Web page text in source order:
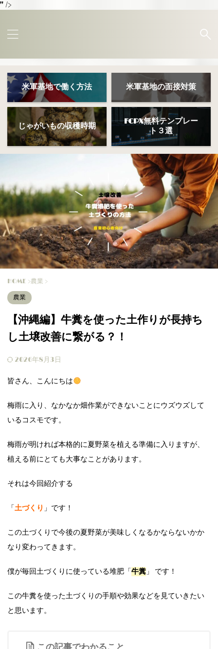
" />
米軍基地で働く方法 米軍基地の面接対策
じゃがいもの収穫時期
FCPX無料テンプレー
ト３選
HOME >農業 >
農業
【沖縄編】牛糞を使った土作りが長持ち
し土壌改善に繋がる？！
2026年8月3日
皆さん、こんにちは
梅雨に入り、なかなか畑作業ができないことにウズウズして
いるコスモです。
梅雨が明ければ本格的に夏野菜を植える準備に入りますが、
植える前にとても大事なことがあります。
それは今回紹介する
「土づくり 」です！
この土づくりで今後の夏野菜が美味しくなるかならないかか
なり変わってきます。
僕が毎回土づくりに使っている堆肥「牛糞」 です！
この牛糞を使った土づくりの手順や効果などを見ていきたい
と思います。